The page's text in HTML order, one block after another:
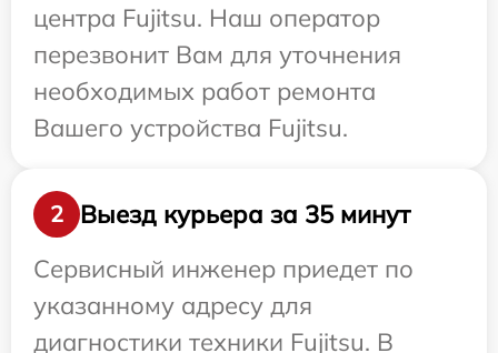
центра Fujitsu. Наш оператор
перезвонит Вам для уточнения
необходимых работ ремонта
Вашего устройства Fujitsu.
2
Выезд курьера за 35 минут
Сервисный инженер приедет по
указанному адресу для
диагностики техники Fujitsu. В